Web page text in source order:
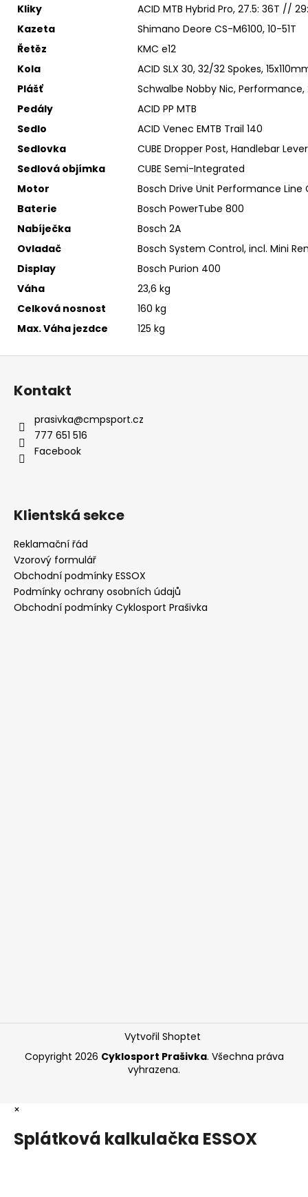
Kliky
ACID MTB Hybrid Pro, 27.5: 36T //
Kazeta
Shimano Deore CS-M6100, 10-51T
Řetěz
KMC e12
Kola
ACID SLX 30, 32/32 Spokes,
Plášť
Schwalbe Nobby Nic, Performance,
Pedály
ACID PP MTB
Sedlo
ACID Venec EMTB Trail 140
Sedlovka
CUBE Dropper Post, Handlebar
Sedlová objímka
CUBE Semi-Integrated
Motor
Bosch Drive Unit Performance Line
Baterie
Bosch PowerTube 800
Nabíječka
Bosch 2A
Ovladač
Bosch System Control, incl. Mini
Display
Bosch Purion 400
Váha
23,6 kg
Celková nosnost
160 kg
Max. Váha jezdce
125 kg
Z
Kontakt
prasivka@cmpsport.cz
777 651 516
Facebook
Klientská sekce
Reklamační řád
Vzorový formulář
Obchodní podmínky ESSOX
Podmínky ochrany osobních údajů
Obchodní podmínky Cyklosport Prašivka
Vytvořil Shoptet
Copyright 2026 Cyklosport Prašivka. Všechna práva
vyhrazena.
×
Splátková kalkulačka ESSOX